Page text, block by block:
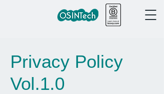
Privacy Policy
Vol.1.0